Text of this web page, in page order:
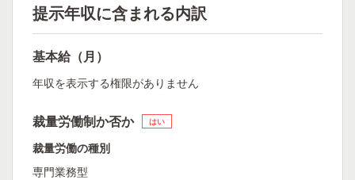
提示年収に含まれる内訳
基本給（月）
年収を表示する権限がありません
裁量労働制か否か はい
裁量労働の種別
専門業務型